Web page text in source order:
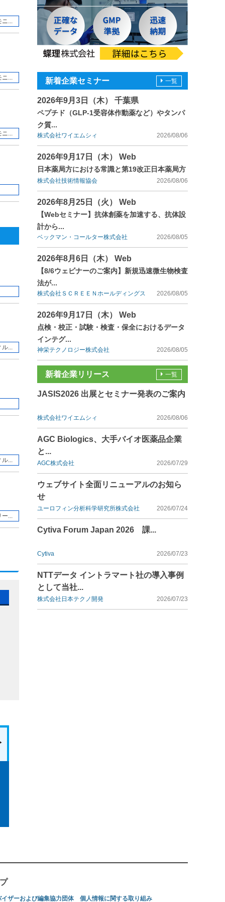
ニ...
ニ...
ニ...
ル...
...
ー...
新着企業セミナー
2026年9月3日（木） 千葉県
ペプチド（GLP-1受容体作動薬など）やタンパ
ク質...
株式会社ワイエムシィ 2026/08/06
2026年9月17日（木） Web
日本薬局方における常識と第19改正日本薬局方
株式会社技術情報協会 2026/08/06
2026年8月25日（火） Web
【Webセミナー】抗体創薬を加速する、抗体設
計から...
ベックマン・コールター株式会社 2026/08/05
2026年8月6日（木） Web
【8/6ウェビナーのご案内】新規迅速微生物検査
法が...
株式会社ＳＣＲＥＥＮホールディングス 2026/08/05
2026年9月17日（木） Web
点検・校正・試験・検査・保全におけるデータ
インテグ...
神栄テクノロジー株式会社 2026/08/05
一覧
新着企業リリース
JASIS2026 出展とセミナー発表のご案内
株式会社ワイエムシィ 2026/08/06
AGC Biologics、大手バイオ医薬品企業
と...
AGC株式会社 2026/07/29
ウェブサイト全面リニューアルのお知ら
せ
ユーロフィン分析科学研究所株式会社 2026/07/24
Cytiva Forum Japan 2026 課...
Cytiva 2026/07/23
NTTデータ イントラマート社の導入事例
として当社...
株式会社日本テクノ開発 2026/07/23
一覧
イザーおよび編集協力団体 個人情報に関する取り組み